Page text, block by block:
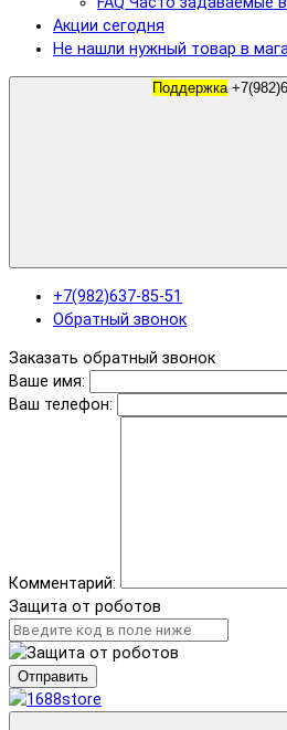
Акции сегодня
Не нашли нужный товар в
Поддержка
+7(982)637-85-51
Обратный звонок
Заказать обратный звонок
Ваше имя:
Ваш телефон:
Комментарий:
Защита от роботов
Отправить